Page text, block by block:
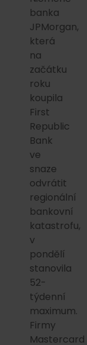
banka
JPMorgan,
která
na
začátku
roku
koupila
First
Republic
Bank
ve
snaze
odvrátit
regionální
bankovní
katastrofu,
v
pondělí
stanovila
52-
týdenní
maximum.
Firmy
Mastercard